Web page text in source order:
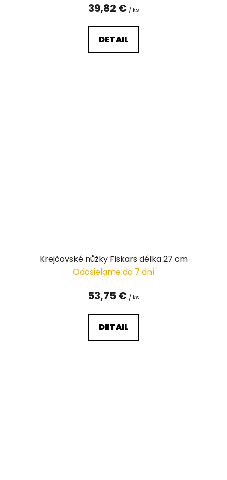
39,82 € / ks
DETAIL
Krejčovské nůžky Fiskars délka 27 cm
Odosielame do 7 dní
53,75 € / ks
DETAIL